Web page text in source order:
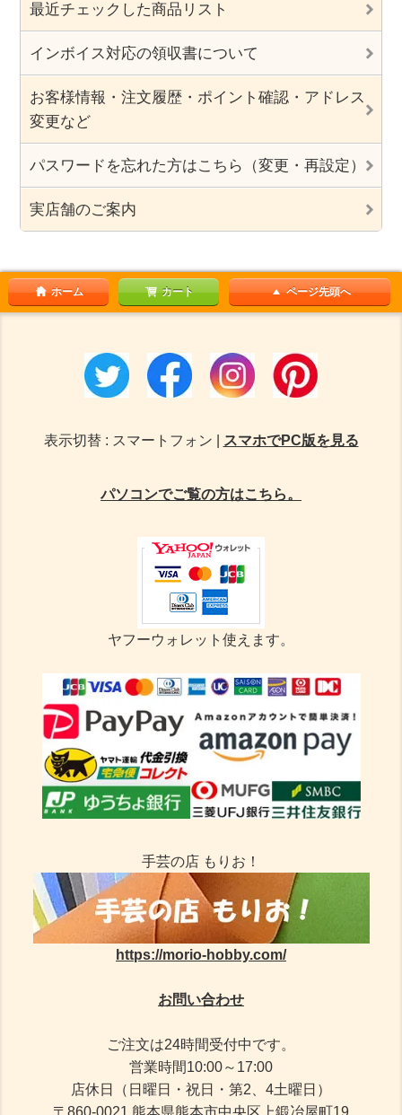
最近チェックした商品リスト
インボイス対応の領収書について
お客様情報・注文履歴・ポイント確認・アドレス
変更など
パスワードを忘れた方はこちら（変更・再設定）
実店舗のご案内
ホーム カート ページ先頭へ
表示切替 : スマートフォン | スマホでPC版を見る
パソコンでご覧の方はこちら。
ヤフーウォレット使えます。
手芸の店 もりお！
https://morio-hobby.com/
お問い合わせ
ご注文は24時間受付中です。
営業時間10:00～17:00
店休日（日曜日・祝日・第2、4土曜日）